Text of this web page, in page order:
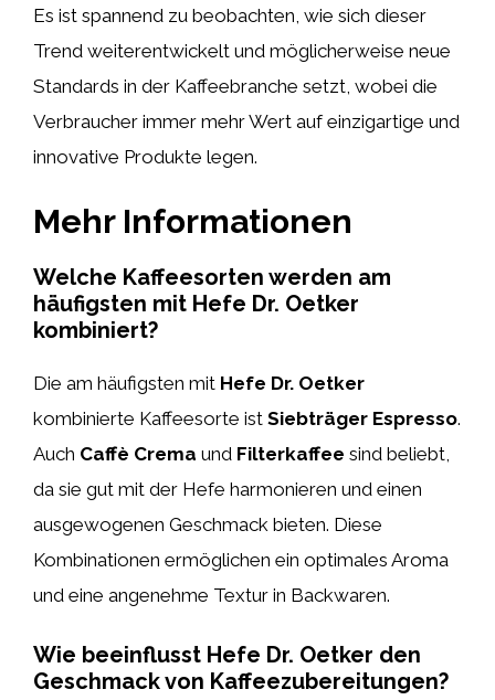
Es ist spannend zu beobachten, wie sich dieser
Trend weiterentwickelt und möglicherweise neue
Standards in der Kaffeebranche setzt, wobei die
Verbraucher immer mehr Wert auf einzigartige und
innovative Produkte legen.
Mehr Informationen
Welche Kaffeesorten werden am
häufigsten mit Hefe Dr. Oetker
kombiniert?
Die am häufigsten mit Hefe Dr. Oetker
kombinierte Kaffeesorte ist Siebträger Espresso.
Auch Caffè Crema und Filterkaffee sind beliebt,
da sie gut mit der Hefe harmonieren und einen
ausgewogenen Geschmack bieten. Diese
Kombinationen ermöglichen ein optimales Aroma
und eine angenehme Textur in Backwaren.
Wie beeinflusst Hefe Dr. Oetker den
Geschmack von Kaffeezubereitungen?